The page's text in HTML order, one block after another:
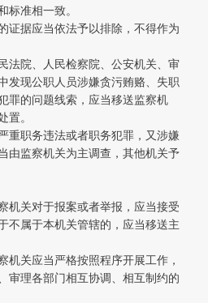
标准相一致。
据应当依法予以排除，不得作为
院、人民检察院、公安机关、审
发现公职人员涉嫌贪污贿赂、失职
罪的问题线索，应当移送监察机
置。
职务违法或者职务犯罪，又涉嫌
由监察机关为主调查，其他机关予
关对于报案或者举报，应当接受
不属于本机关管辖的，应当移送主
应当严格按照程序开展工作，
审理各部门相互协调、相互制约的